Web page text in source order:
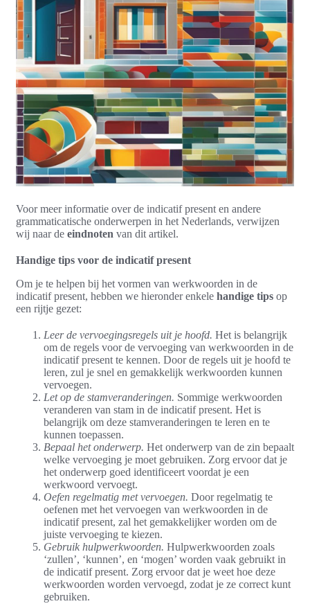
Voor meer informatie over de indicatif present en andere
grammaticatische onderwerpen in het Nederlands, verwijzen
wij naar de eindnoten van dit artikel.
Handige tips voor de indicatif present
Om je te helpen bij het vormen van werkwoorden in de
indicatif present, hebben we hieronder enkele handige tips op
een rijtje gezet:
Leer de vervoegingsregels uit je hoofd. Het is belangrijk
om de regels voor de vervoeging van werkwoorden in de
indicatif present te kennen. Door de regels uit je hoofd te
leren, zul je snel en gemakkelijk werkwoorden kunnen
vervoegen.
Let op de stamveranderingen. Sommige werkwoorden
veranderen van stam in de indicatif present. Het is
belangrijk om deze stamveranderingen te leren en te
kunnen toepassen.
Bepaal het onderwerp. Het onderwerp van de zin bepaalt
welke vervoeging je moet gebruiken. Zorg ervoor dat je
het onderwerp goed identificeert voordat je een
werkwoord vervoegt.
Oefen regelmatig met vervoegen. Door regelmatig te
oefenen met het vervoegen van werkwoorden in de
indicatif present, zal het gemakkelijker worden om de
juiste vervoeging te kiezen.
Gebruik hulpwerkwoorden. Hulpwerkwoorden zoals
‘zullen’, ‘kunnen’, en ‘mogen’ worden vaak gebruikt in
de indicatif present. Zorg ervoor dat je weet hoe deze
werkwoorden worden vervoegd, zodat je ze correct kunt
gebruiken.